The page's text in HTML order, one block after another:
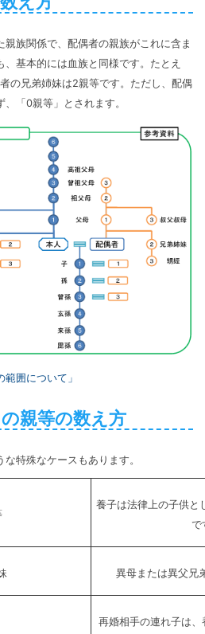
族関係で、配偶者の親族がこれに含ま
基本的には血族と同様です。たとえ
の兄弟姉妹は2親等です。ただし、配偶
「0親等」とされます。
囲について」
親等の数え方
特殊なケースもあります。
養子は法律上の子供と
で
異母または異父兄
再婚相手の連れ子は